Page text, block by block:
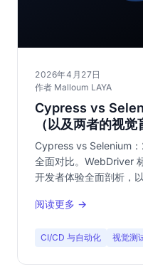
2026年4月27日
作者 Malloum LAYA
Cypress vs
（以及两者的视觉
Cypress vs Selenium
全面对比。WebDriver
开发者体验全面剖析，
阅读更多 →
CI/CD 与自动化 视觉测